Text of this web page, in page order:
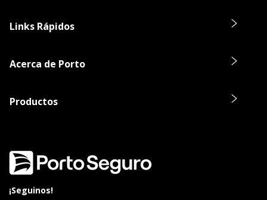
Links Rápidos
Acerca de Porto
Productos
¡Seguinos!